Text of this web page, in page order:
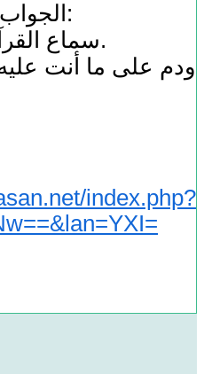
الجواب: الحمد لله رب العالمين، وأفضل الصلاة وأتم التسليم على سيدنا محمد، وعلى آله وصحبه أجمعين، أما بعد:
سماع القرآن مطلوب، ولكنه لا يكفي ، فقد كان سَيِّدُنَا رَسُولُ اللهِ صَلَّى اللهُ عَلَيْهِ وَعَلَى آلِهِ وَصَحْبِهِ وَسَلَّمَ يقرأ ويسمع.
ودم على ما أنت
index.php?